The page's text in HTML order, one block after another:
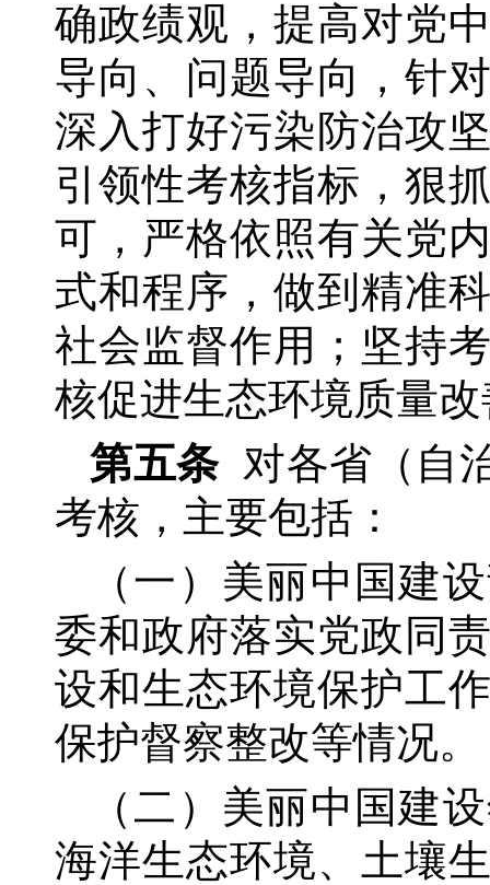
确政绩观，提高对党
导向、问题导向，针
深入打好污染防治攻
引领性考核指标，狠
可，严格依照有关党
式和程序，做到精准
社会监督作用；坚持
核促进生态环境质量
第五条 对各省（自
考核，主要包括：
（一）美丽中国建
委和政府落实党政同
设和生态环境保护工
保护督察整改等情况。
（二）美丽中国建
海洋生态环境、土壤